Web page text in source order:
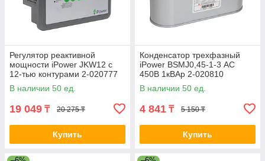
Регулятор реактивной
мощности iPower JKW12 с
12-тью контурами 2-020777
В наличии 50 ед.
19 049 ₸ 20 275 ₸
Купить
Конденсатор трехфазный
iPower BSMJ0,45-1-3 АС
450В 1кВАр 2-020810
BSMJ0.45-1-3
В наличии 50 ед.
4 841 ₸ 5 150 ₸
Купить